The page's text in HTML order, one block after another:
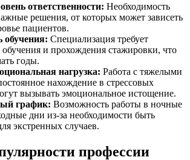
ответственности: Необходимость
решения, от которых может зависеть
пациентов.
обучения: Специализация требует
обучения и прохождения стажировки, что
годы.
нагрузка: Работа с тяжелыми
нахождение в стрессовых
вызывать эмоциональное истощение.
график: Возможность работы в ночные
дни из-за необходимости быть
экстренных случаев.
профессии